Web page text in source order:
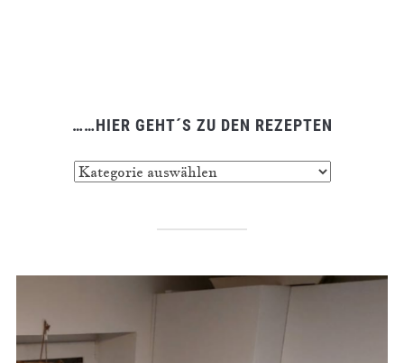
……HIER GEHT´S ZU DEN REZEPTEN